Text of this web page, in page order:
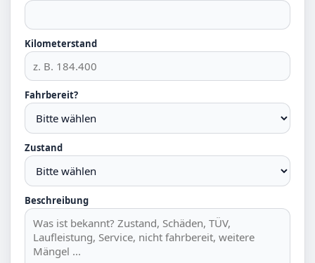
Kilometerstand
Fahrbereit?
Zustand
Beschreibung